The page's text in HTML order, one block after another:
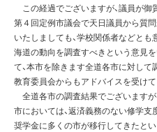
この経過でございますが、議員が御
第４回定例市議会で天日議員から質問
いたしましても、学校関係者などと
海道の動向を調査すべきという意見
て、本市を除きます全道各市に対して
教育委員会からもアドバイスを受け
全道各市の調査結果でございますが
市においては、返済義務のない修学支
奨学金に多くの市が移行してきたと